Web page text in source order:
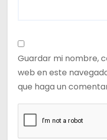
Guardar mi nombre,
web en este
que haga un